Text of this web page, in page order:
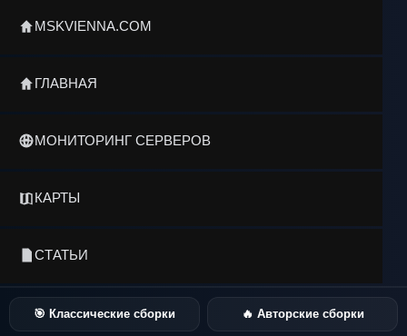
MSKVIENNA.COM
ГЛАВНАЯ
МОНИТОРИНГ СЕРВЕРОВ
КАРТЫ
СТАТЬИ
🎯 Классические сборки 🔥 Авторские сборки